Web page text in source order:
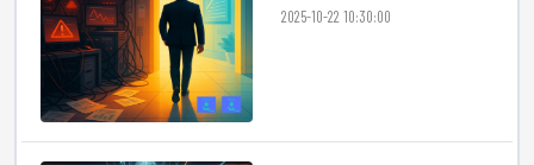
2025-10-22 10:30:00